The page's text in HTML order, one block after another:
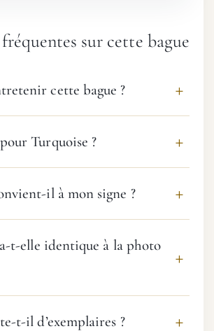
sur cette bague
cette bague ?
Turquoise ?
il à mon signe ?
t-elle identique à la photo
t-il d’exemplaires ?